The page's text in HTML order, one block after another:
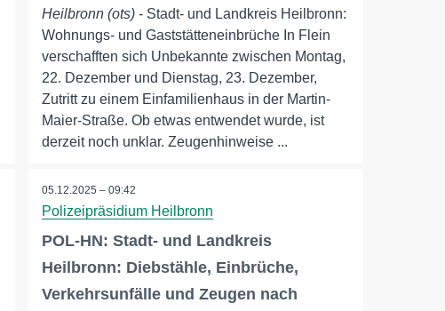
Heilbronn (ots) - Stadt- und Landkreis Heilbronn:
Wohnungs- und Gaststätteneinbrüche In Flein
verschafften sich Unbekannte zwischen Montag,
22. Dezember und Dienstag, 23. Dezember,
Zutritt zu einem Einfamilienhaus in der Martin-
Maier-Straße. Ob etwas entwendet wurde, ist
derzeit noch unklar. Zeugenhinweise ...
05.12.2025 – 09:42
Polizeipräsidium Heilbronn
POL-HN: Stadt- und Landkreis
Heilbronn: Diebstähle, Einbrüche,
Verkehrsunfälle und Zeugen nach